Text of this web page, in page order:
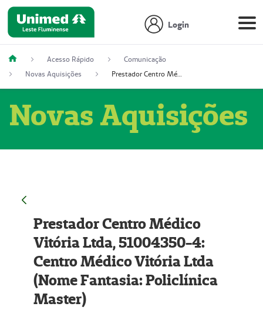
Login
Acesso Rápido
Comunicação
Novas Aquisições
Prestador Centro Médico Vitória Ltda, 51004350-4: Centro Médico Vitória Ltda (Nome Fantasia: Policlínica Master)
Novas Aquisições
Prestador Centro Médico
Vitória Ltda, 51004350-4:
Centro Médico Vitória Ltda
(Nome Fantasia: Policlínica
Master)